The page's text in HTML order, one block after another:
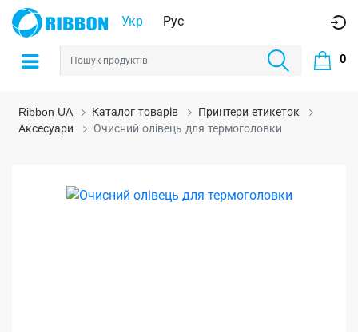
Укр Рус
0
Ribbon UA Каталог товарів
Принтери етикеток
Аксесуари
Очисний олівець для термоголовки